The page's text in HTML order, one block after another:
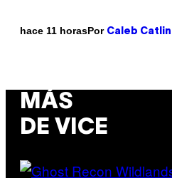
hace 11 horasPor Caleb Catlin
MÁS
DE VICE